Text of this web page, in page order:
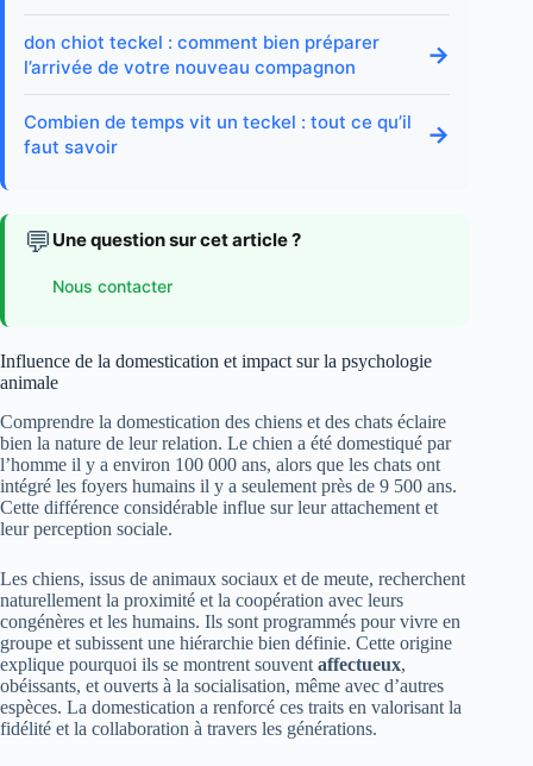
don chiot teckel : comment bien préparer
l’arrivée de votre nouveau compagnon
→
Combien de temps vit un teckel : tout ce qu’il
faut savoir
→
💬 Une question sur cet article ?
Nous contacter
Influence de la domestication et impact sur la psychologie
animale
Comprendre la domestication des chiens et des chats éclaire
bien la nature de leur relation. Le chien a été domestiqué par
l’homme il y a environ 100 000 ans, alors que les chats ont
intégré les foyers humains il y a seulement près de 9 500 ans.
Cette différence considérable influe sur leur attachement et
leur perception sociale.
Les chiens, issus de animaux sociaux et de meute, recherchent
naturellement la proximité et la coopération avec leurs
congénères et les humains. Ils sont programmés pour vivre en
groupe et subissent une hiérarchie bien définie. Cette origine
explique pourquoi ils se montrent souvent affectueux,
obéissants, et ouverts à la socialisation, même avec d’autres
espèces. La domestication a renforcé ces traits en valorisant la
fidélité et la collaboration à travers les générations.